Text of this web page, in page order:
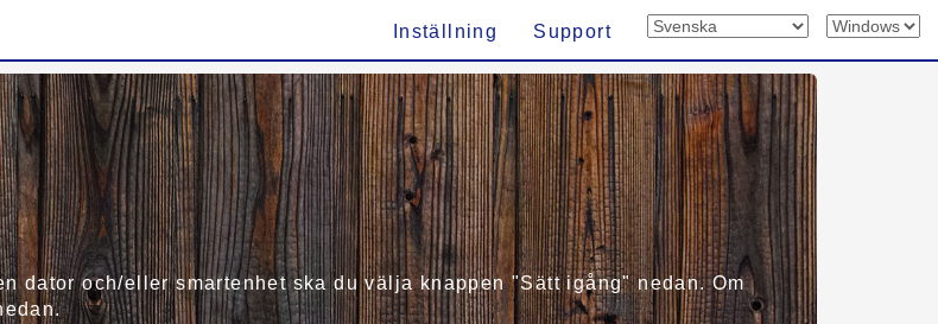
Inställning Support
dator och/eller smartenhet ska du välja knappen "Sätt igång" nedan. Om